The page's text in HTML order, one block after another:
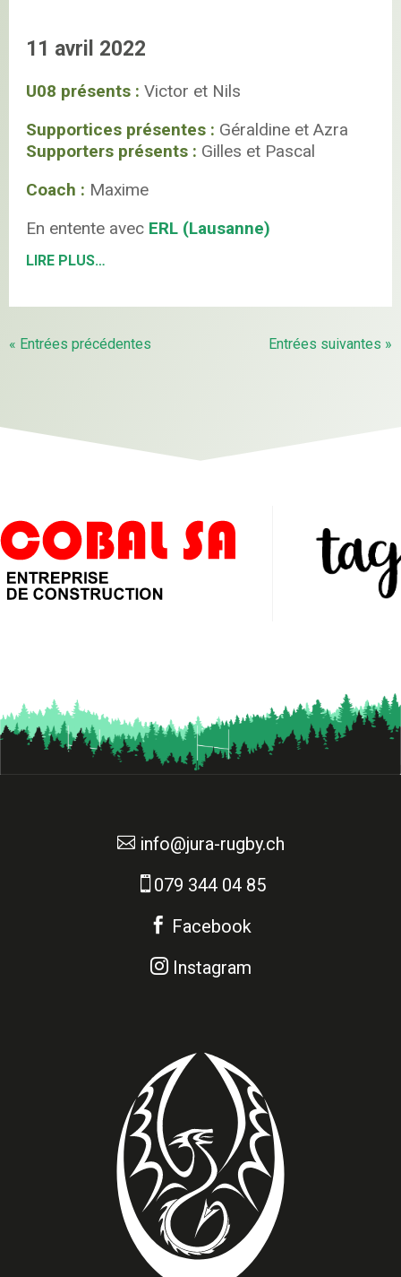
11 avril 2022
U08 présents : Victor et Nils
Supportices présentes : Géraldine et Azra
Supporters présents : Gilles et Pascal
Coach : Maxime
En entente avec ERL (Lausanne)
LIRE PLUS…
« Entrées précédentes Entrées suivantes »
info@jura-rugby.ch
 079 344 04 85
 Facebook
Instagram